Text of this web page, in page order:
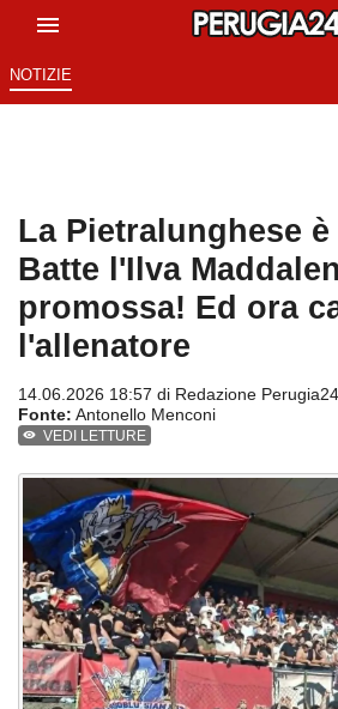
NOTIZIE
La Pietralunghese
Batte l'Ilva
promossa! Ed ora
l'allenatore
14.06.2026 18:57 di Redazione
Fonte: Antonello Menconi
VEDI LETTURE